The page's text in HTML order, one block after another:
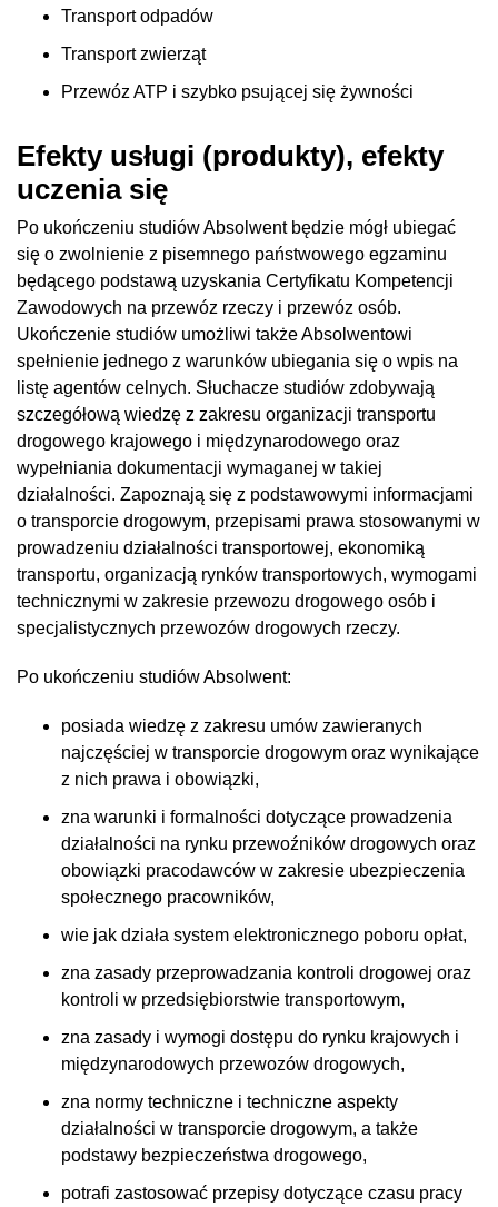
Transport odpadów
Transport zwierząt
Przewóz ATP i szybko psującej się żywności
Efekty usługi (produkty), efekty
uczenia się
Po ukończeniu studiów Absolwent będzie mógł ubiegać
się o zwolnienie z pisemnego państwowego egzaminu
będącego podstawą uzyskania Certyfikatu Kompetencji
Zawodowych na przewóz rzeczy i przewóz osób.
Ukończenie studiów umożliwi także Absolwentowi
spełnienie jednego z warunków ubiegania się o wpis na
listę agentów celnych. Słuchacze studiów zdobywają
szczegółową wiedzę z zakresu organizacji transportu
drogowego krajowego i międzynarodowego oraz
wypełniania dokumentacji wymaganej w takiej
działalności. Zapoznają się z podstawowymi informacjami
o transporcie drogowym, przepisami prawa stosowanymi w
prowadzeniu działalności transportowej, ekonomiką
transportu, organizacją rynków transportowych, wymogami
technicznymi w zakresie przewozu drogowego osób i
specjalistycznych przewozów drogowych rzeczy.
Po ukończeniu studiów Absolwent:
posiada wiedzę z zakresu umów zawieranych
najczęściej w transporcie drogowym oraz wynikające
z nich prawa i obowiązki,
zna warunki i formalności dotyczące prowadzenia
działalności na rynku przewoźników drogowych oraz
obowiązki pracodawców w zakresie ubezpieczenia
społecznego pracowników,
wie jak działa system elektronicznego poboru opłat,
zna zasady przeprowadzania kontroli drogowej oraz
kontroli w przedsiębiorstwie transportowym,
zna zasady i wymogi dostępu do rynku krajowych i
międzynarodowych przewozów drogowych,
zna normy techniczne i techniczne aspekty
działalności w transporcie drogowym, a także
podstawy bezpieczeństwa drogowego,
potrafi zastosować przepisy dotyczące czasu pracy